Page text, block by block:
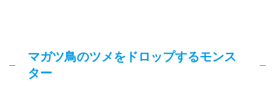
マガツ鳥のツメをドロップするモンス
ター